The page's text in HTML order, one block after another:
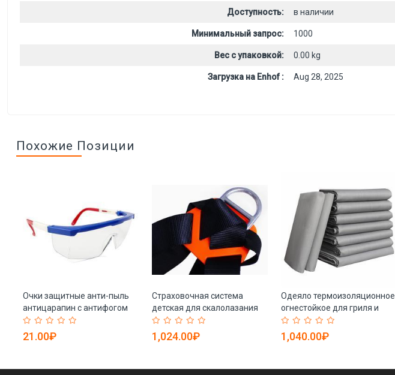
Доступность: в наличии
Минимальный запрос: 1000
Вес с упаковкой: 0.00 kg
Загрузка на Enhof : Aug 28, 2025
Похожие Позиции
Очки защитные анти-пыль
антицарапин с антифогом
для сварки (арт. 25-5080112)
21.00₽
Страховочная система
детская для скалолазания
из полиэстера (арт. 25-
5080214)
1,024.00₽
Одеяло термоизоляционное
огнестойкое для гриля и
коптильни (арт. 25-5080190)
1,040.00₽